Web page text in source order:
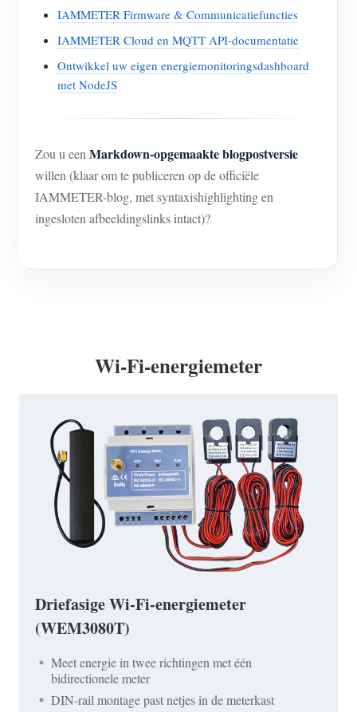
IAMMETER Firmware & Communicatiefuncties
IAMMETER Cloud en MQTT API-documentatie
Ontwikkel uw eigen energiemonitoringsdashboard
met NodeJS
Zou u een Markdown-opgemaakte blogpostversie
willen (klaar om te publiceren op de officiële
IAMMETER-blog, met syntaxishighlighting en
ingesloten afbeeldingslinks intact)?
Wi-Fi-energiemeter
Driefasige Wi-Fi-energiemeter
(WEM3080T)
Meet energie in twee richtingen met één
bidirectionele meter
DIN-rail montage past netjes in de meterkast